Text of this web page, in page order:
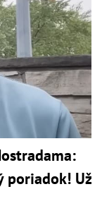
poriadok! Už